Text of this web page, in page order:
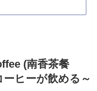
(南香茶餐
ヒーが飲める～